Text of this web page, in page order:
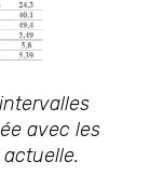
avec les